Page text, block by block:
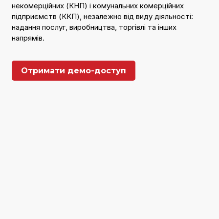
некомерційних (КНП) і комунальних комерційних
підприємств (ККП), незалежно від виду діяльності:
надання послуг, виробництва, торгівлі та інших
напрямів.
Отримати демо-доступ